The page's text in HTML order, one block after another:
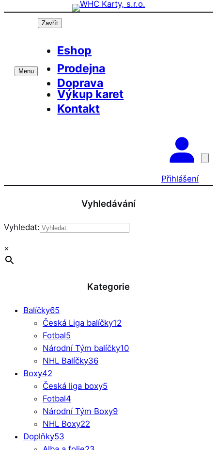
Přeskočit
Menu
Zavřít
Eshop
Prodejna
Doprava
Výkup karet
Kontakt
Přihlášení
Vyhledávání
Vyhledat:
×
Kategorie
Balíčky65
Česká Liga balíčky12
Fotbal5
Národní Tým balíčky10
NHL Balíčky36
Boxy42
Česká liga boxy5
Fotbal4
Národní Tým Boxy9
NHL Boxy22
Doplňky53